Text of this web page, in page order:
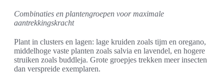
Combinaties en plantengroepen voor maximale
aantrekkingskracht
Plant in clusters en lagen: lage kruiden zoals tijm en oregano,
middelhoge vaste planten zoals salvia en lavendel, en hogere
struiken zoals buddleja. Grote groepjes trekken meer insecten
dan verspreide exemplaren.